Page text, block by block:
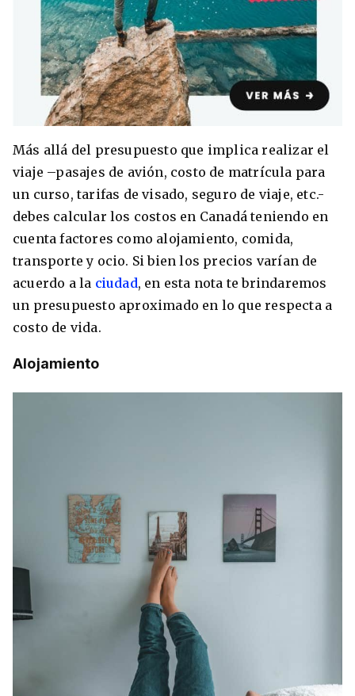
intensivo
Barbie Castoldi 09/11/2021
Estudia Business en Auckland
+30 Summer English for Professionals en
Más allá del presupuesto que implica realizar el
viaje –pasajes de avión, costo de matrícula para
un curso, tarifas de visado, seguro de viaje, etc.-
debes calcular los costos en Canadá teniendo en
cuenta factores como alojamiento, comida,
transporte y ocio. Si bien los precios varían de
acuerdo a la ciudad, en esta nota te brindaremos
un presupuesto aproximado en lo que respecta a
costo de vida.
Alojamiento